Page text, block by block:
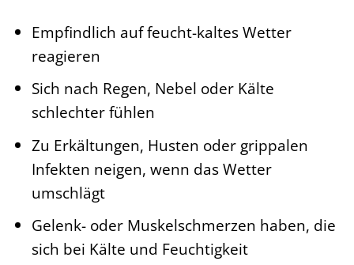
Empfindlich auf feucht-kaltes Wetter
reagieren
Sich nach Regen, Nebel oder Kälte
schlechter fühlen
Zu Erkältungen, Husten oder grippalen
Infekten neigen, wenn das Wetter
umschlägt
Gelenk- oder Muskelschmerzen haben, die
sich bei Kälte und Feuchtigkeit